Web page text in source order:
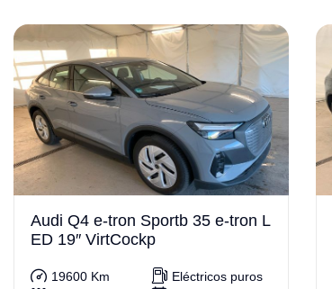
Audi Q4 e-tron Sportb 35 e-tron L
ED 19″ VirtCockp
19600 Km
Eléctricos puros